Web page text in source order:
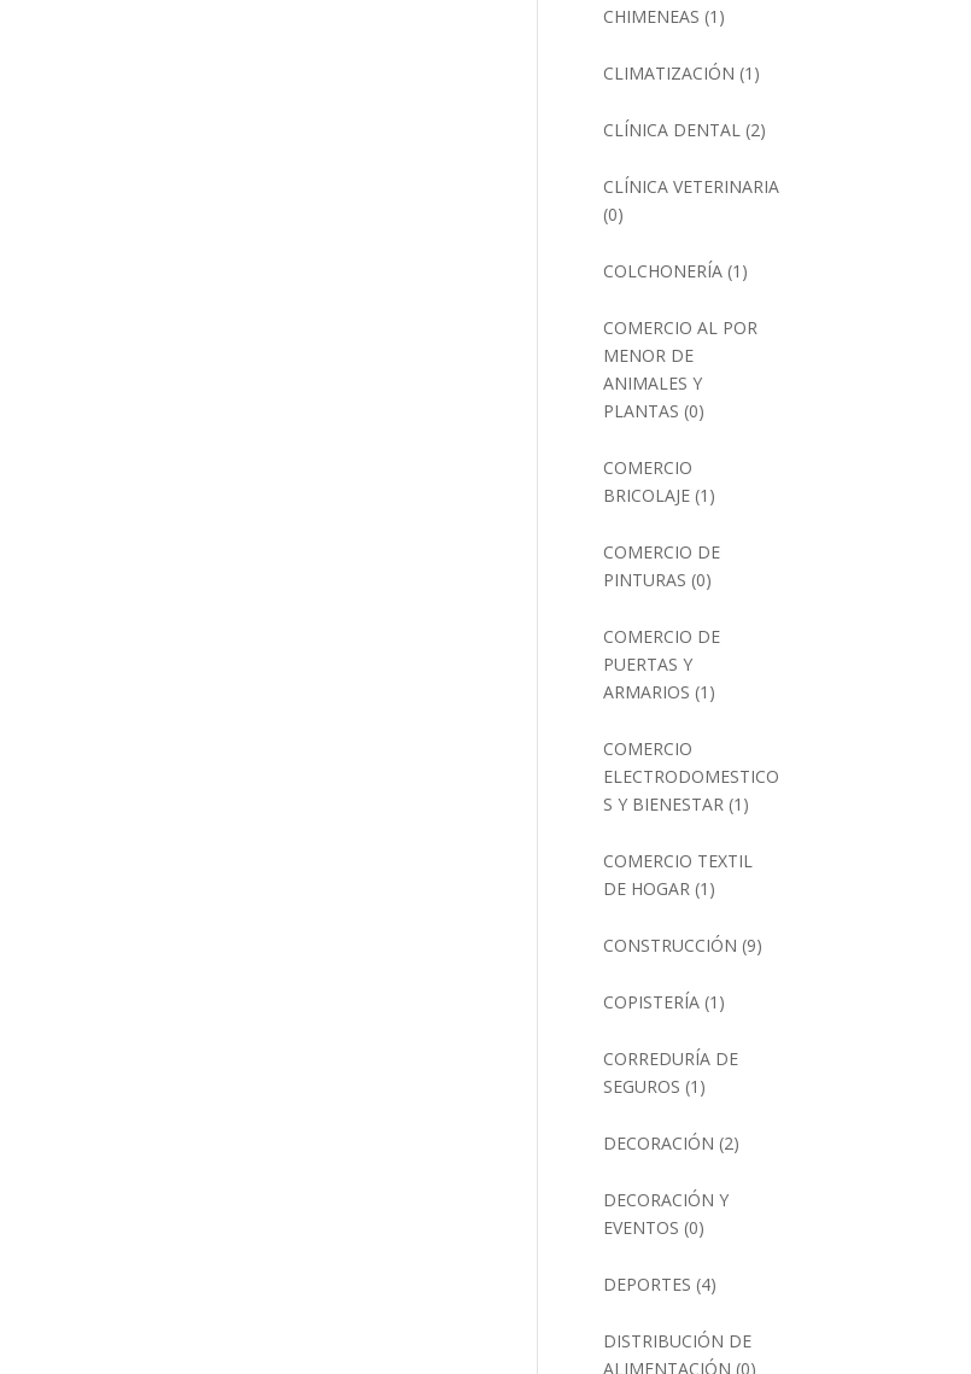
CHIMENEAS (1)
CLIMATIZACIÓN (1)
CLÍNICA DENTAL (2)
CLÍNICA VETERINARIA
(0)
COLCHONERÍA (1)
COMERCIO AL POR
MENOR DE
ANIMALES Y
PLANTAS (0)
COMERCIO
BRICOLAJE (1)
COMERCIO DE
PINTURAS (0)
COMERCIO DE
PUERTAS Y
ARMARIOS (1)
COMERCIO
ELECTRODOMESTICO
S Y BIENESTAR (1)
COMERCIO TEXTIL
DE HOGAR (1)
CONSTRUCCIÓN (9)
COPISTERÍA (1)
CORREDURÍA DE
SEGUROS (1)
DECORACIÓN (2)
DECORACIÓN Y
EVENTOS (0)
DEPORTES (4)
DISTRIBUCIÓN DE
ALIMENTACIÓN (0)